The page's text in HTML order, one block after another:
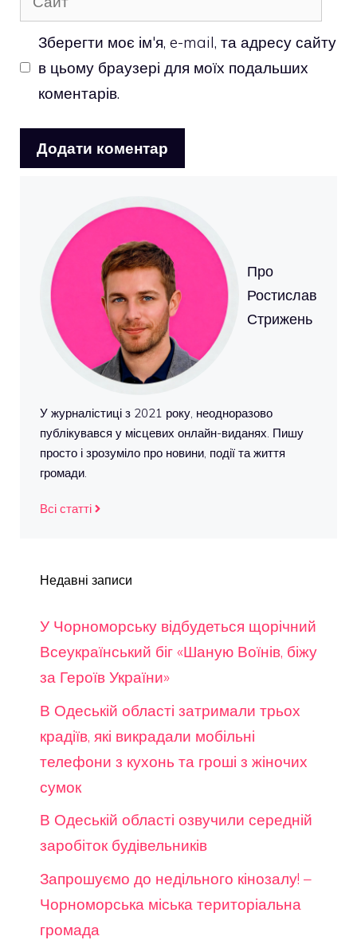
Зберегти моє ім'я, e-mail, та адресу сайту
в цьому браузері для моїх подальших
коментарів.
Про
Ростислав
Стрижень
У журналістиці з 2021 року, неодноразово
публікувався у місцевих онлайн-виданях. Пишу
просто і зрозуміло про новини, події та життя
громади.
Всі статті
Недавні записи
У Чорноморську відбудеться щорічний
Всеукраїнський біг «Шаную Воїнів, біжу
за Героїв України»
В Одеській області затримали трьох
крадіїв, які викрадали мобільні
телефони з кухонь та гроші з жіночих
сумок
В Одеській області озвучили середній
заробіток будівельників
Запрошуємо до недільного кінозалу! –
Чорноморська міська територіальна
громада